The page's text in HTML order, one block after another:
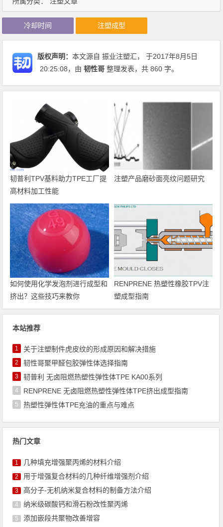
冷却时间 注塑成型
版权声明：本文源自 振业注塑汇， 于2017年8月5日
20:25:08，由韧性哥 整理发表，共 860 字。
韧普利TPV基料助力TPE工厂提
高材料加工性能
注塑产品磨砂面亮纹问题研究
如何使用化学发泡剂进行成型和
挤出？这些技巧来教你
RENPRENE 热塑性橡胶TPV注
塑成型指南
本站推荐
1 关于注塑制件虎皮纹的形成原因和解决措施
2 韧性哥聚甲醛包胶弹性体选择指南
3 韧普利 无卤阻燃热塑性弹性体TPE KA00系列
4 RENPRENE 无卤阻燃热塑性弹性体TPE挤出成型指南
5 热塑性弹性体TPE充油的重点与难点
热门文章
1 几种填充增强聚丙烯的材料介绍
2 用于增强复合材料的几种纤维增强剂介绍
3 高分子-无机纳米复合材料的制备方法介绍
4 纳米级碳酸钙和滑石粉改性聚丙烯
5 添加嵌段共聚物改善增容